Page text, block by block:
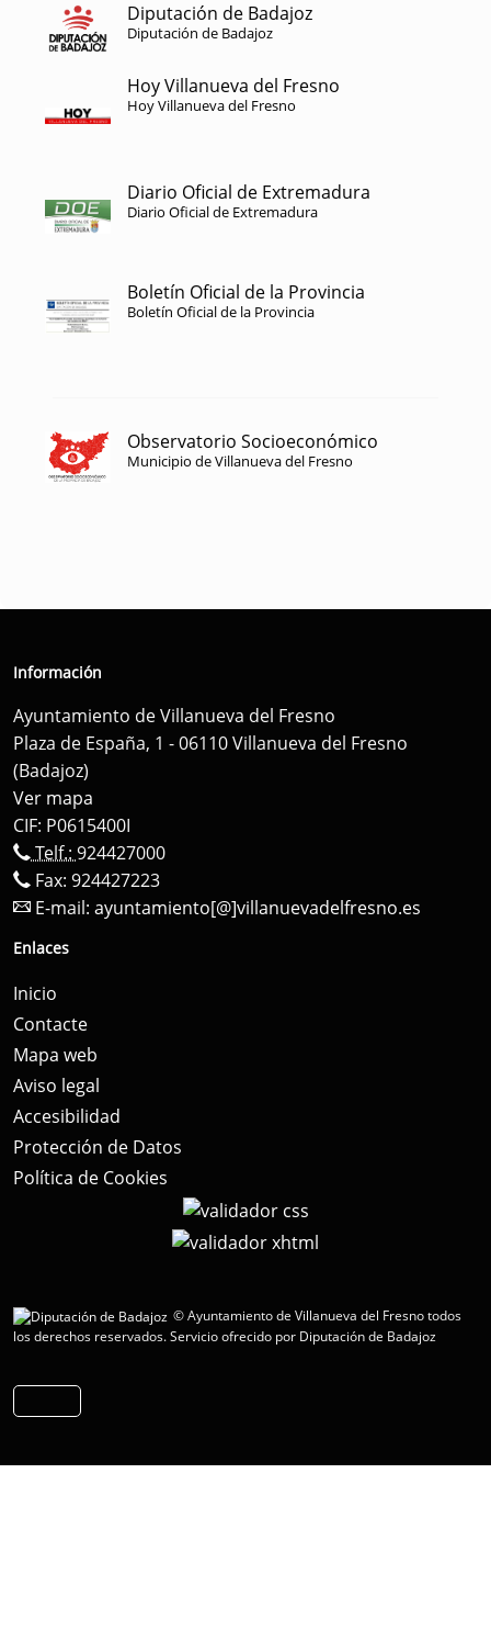
Diputación de Badajoz
Diputación de Badajoz
Hoy Villanueva del Fresno
Hoy Villanueva del Fresno
Diario Oficial de Extremadura
Diario Oficial de Extremadura
Boletín Oficial de la Provincia
Boletín Oficial de la Provincia
Observatorio Socioeconómico
Municipio de Villanueva del Fresno
Información
Ayuntamiento de Villanueva del Fresno
Plaza de España, 1 - 06110 Villanueva del Fresno
(Badajoz)
Ver mapa
CIF: P0615400I
Telf.: 924427000
Fax: 924427223
E-mail: ayuntamiento[@]villanuevadelfresno.es
Enlaces
Inicio
Contacte
Mapa web
Aviso legal
Accesibilidad
Protección de Datos
Política de Cookies
© Ayuntamiento de Villanueva del Fresno todos
los derechos reservados.Servicio ofrecido por Diputación de Badajoz